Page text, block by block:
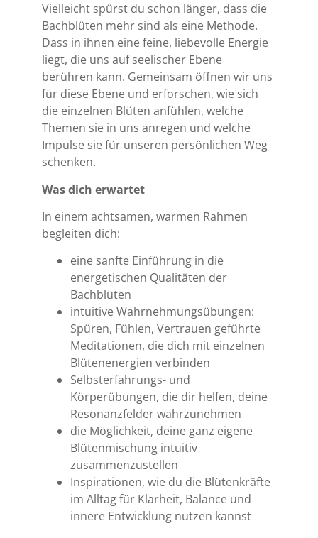
Vielleicht spürst du schon länger, dass die
Bachblüten mehr sind als eine Methode.
Dass in ihnen eine feine, liebevolle Energie
liegt, die uns auf seelischer Ebene
berühren kann. Gemeinsam öffnen wir uns
für diese Ebene und erforschen, wie sich
die einzelnen Blüten anfühlen, welche
Themen sie in uns anregen und welche
Impulse sie für unseren persönlichen Weg
schenken.
Was dich erwartet
In einem achtsamen, warmen Rahmen
begleiten dich:
eine sanfte Einführung in die
energetischen Qualitäten der
Bachblüten
intuitive Wahrnehmungsübungen:
Spüren, Fühlen, Vertrauen geführte
Meditationen, die dich mit einzelnen
Blütenenergien verbinden
Selbsterfahrungs- und
Körperübungen, die dir helfen, deine
Resonanzfelder wahrzunehmen
die Möglichkeit, deine ganz eigene
Blütenmischung intuitiv
zusammenzustellen
Inspirationen, wie du die Blütenkräfte
im Alltag für Klarheit, Balance und
innere Entwicklung nutzen kannst